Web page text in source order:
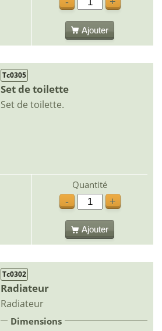
Ajouter
Tc0305
Set de toilette
Set de toilette.
Quantité
-
+
Ajouter
Tc0302
Radiateur
Radiateur
Dimensions